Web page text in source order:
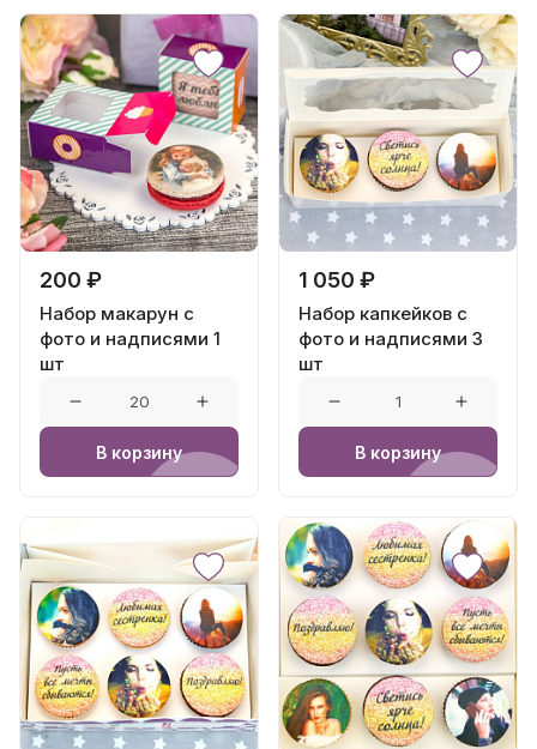
200 ₽
Набор макарун с
фото и надписями 1
шт
В корзину
1 050 ₽
Набор капкейков с
фото и надписями 3
шт
В корзину